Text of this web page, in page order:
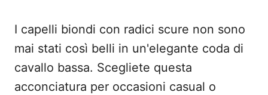
I capelli biondi con radici scure non sono
mai stati così belli in un'elegante coda di
cavallo bassa. Scegliete questa
acconciatura per occasioni casual o